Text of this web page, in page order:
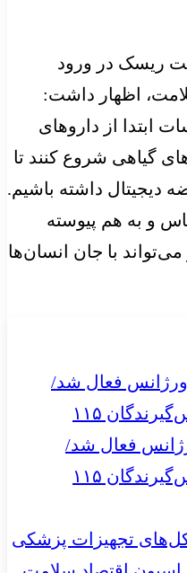
ریسک در ورود
اظهار داشت:
ابتدا از داروهای
گیاهی شروع کنند تا
دیجیتال داشته باشیم.
و به هم پیوسته
با جان انسان‌ها
فعال شد/
۱۱۵